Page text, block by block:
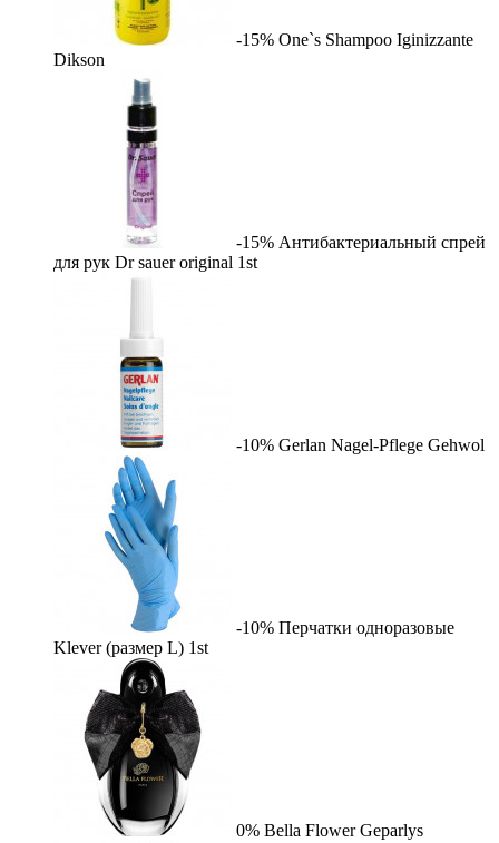
-15% One`s Shampoo Iginizzante
Dikson
-15% Антибактериальный спрей
для рук Dr sauer original 1st
-10% Gerlan Nagel-Pflege Gehwol
-10% Перчатки одноразовые
Klever (размер L) 1st
0% Bella Flower Geparlys